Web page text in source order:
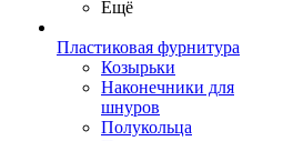
Ещё
Пластиковая фурнитура
Козырьки
Наконечники для
шнуров
Полукольца